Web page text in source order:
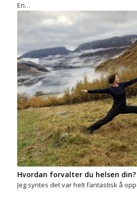
En…
Hvordan forvalter du helsen din?
Jeg syntes det var helt fantastisk å